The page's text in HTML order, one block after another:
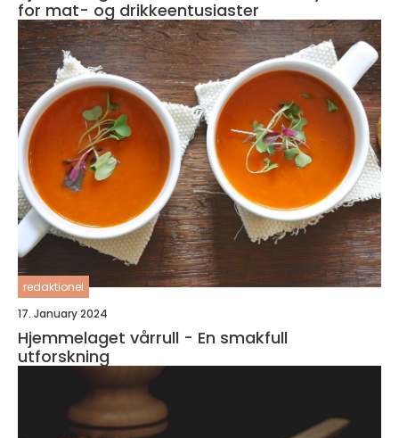
for mat- og drikkeentusiaster
redaktionel
17. January 2024
Hjemmelaget vårrull - En smakfull
utforskning